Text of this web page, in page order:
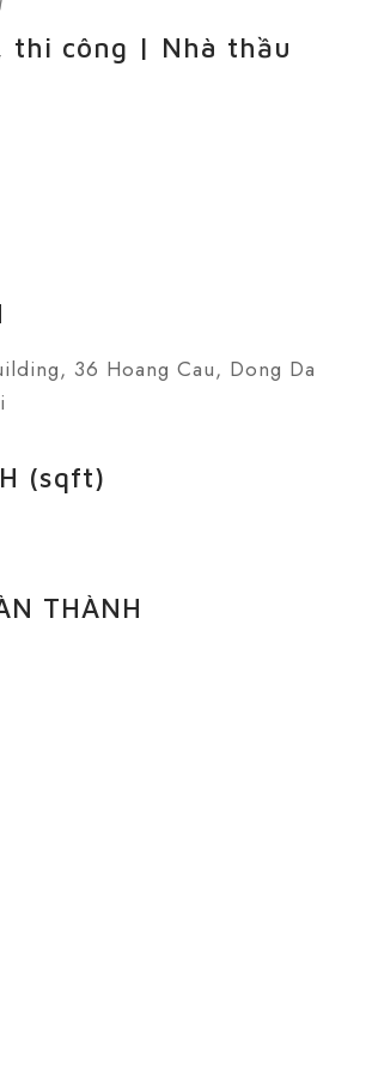
thi công | Nhà thầu
36 Hoang Cau, Dong Da
(sqft)
THÀNH